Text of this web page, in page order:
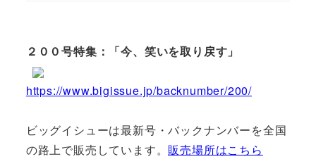
２００号特集：「今、笑いを取り戻す」
https://www.bigissue.jp/backnumber/200/
ビッグイシューは最新号・バックナンバーを全国
の路上で販売しています。 販売場所はこちら